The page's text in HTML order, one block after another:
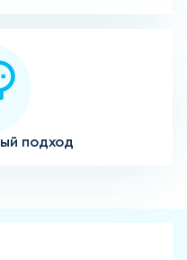
подход